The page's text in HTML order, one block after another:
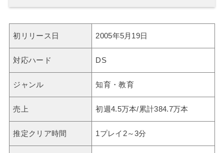
初リリース日 2005年5月19日
対応ハード DS
ジャンル 知育・教育
売上 初週4.5万本/累計384.7万本
推定クリア時間 1プレイ2～3分